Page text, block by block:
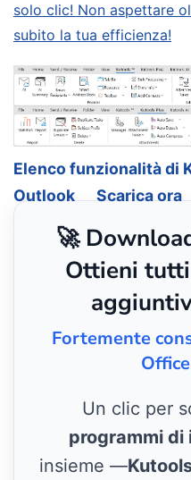
solo clic! Non aspettare
subito la tua efficienza!
Elenco funzionalità di
Outlook
Scarica ora
🚀
Ottieni
Fortemente
Un clic per
programmi di
insieme —